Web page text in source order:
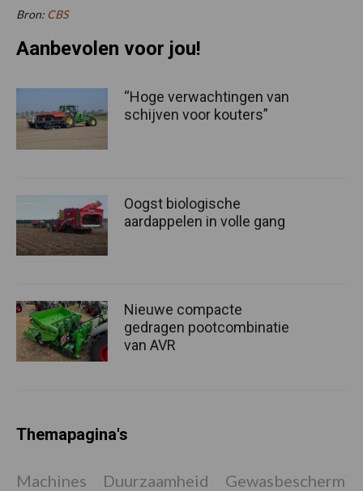
Bron: CBS
Aanbevolen voor jou!
“Hoge verwachtingen van
schijven voor kouters”
Oogst biologische
aardappelen in volle gang
Nieuwe compacte
gedragen pootcombinatie
van AVR
Themapagina's
Machines Duurzaamheid